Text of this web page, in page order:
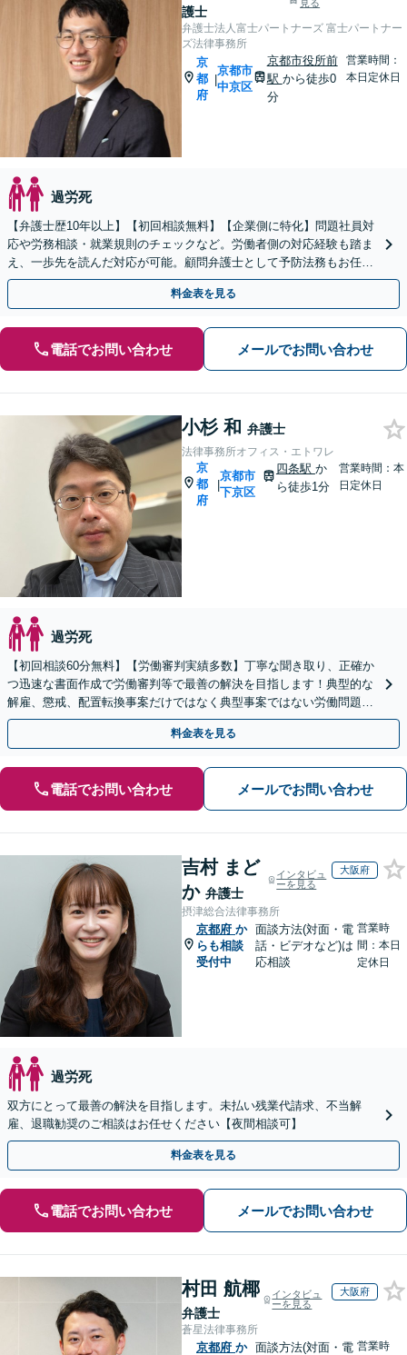
護士
見る
弁護士法人富士パートナーズ 富士パートナー
ズ法律事務所
京
都
府
|
京都市
中京区
京都市役所前
駅 から徒歩0
分
営業時間：
本日定休日
過労死
【弁護士歴10年以上】【初回相談無料】【企業側に特化】問題社員対
応や労務相談・就業規則のチェックなど。労働者側の対応経験も踏ま
え、一歩先を読んだ対応が可能。顧問弁護士として予防法務もお任せ
ください【休日・夜間相談可】【京都市役所前駅5分】
料金表を見る
電話でお問い合わせ メールでお問い合わせ
小杉 和 弁護士
法律事務所オフィス・エトワレ
京
都
府
|
京都市
下京区
四条駅 か
ら徒歩1分
営業時間：本
日定休日
過労死
【初回相談60分無料】【労働審判実績多数】丁寧な聞き取り、正確か
つ迅速な書面作成で労働審判等で最善の解決を目指します！典型的な
解雇、懲戒、配置転換事案だけではなく典型事案ではない労働問題に
も粘り強く対応【休日・夜間も面談対応】【完全個室】
料金表を見る
電話でお問い合わせ メールでお問い合わせ
吉村 まど
か 弁護士
インタビュ
ーを見る
大阪府
摂津総合法律事務所
京都府 か
らも相談
受付中
面談方法(対面・電
話・ビデオなど)は
応相談
営業時
間：本日
定休日
過労死
双方にとって最善の解決を目指します。未払い残業代請求、不当解
雇、退職勧奨のご相談はお任せください【夜間相談可】
料金表を見る
電話でお問い合わせ メールでお問い合わせ
村田 航椰
弁護士
インタビュ
ーを見る
大阪府
蒼星法律事務所
京都府 か 面談方法(対面・電 営業時